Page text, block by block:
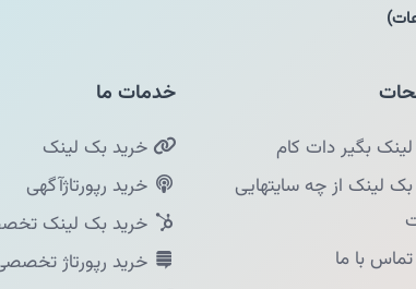
بگیر دات کام
لینک از چه سایتهایی
با ما
خدمات ما
خرید بک لینک
خرید رپورتاژآگهی
خرید بک لینک
خرید رپورتاژ تخصصی